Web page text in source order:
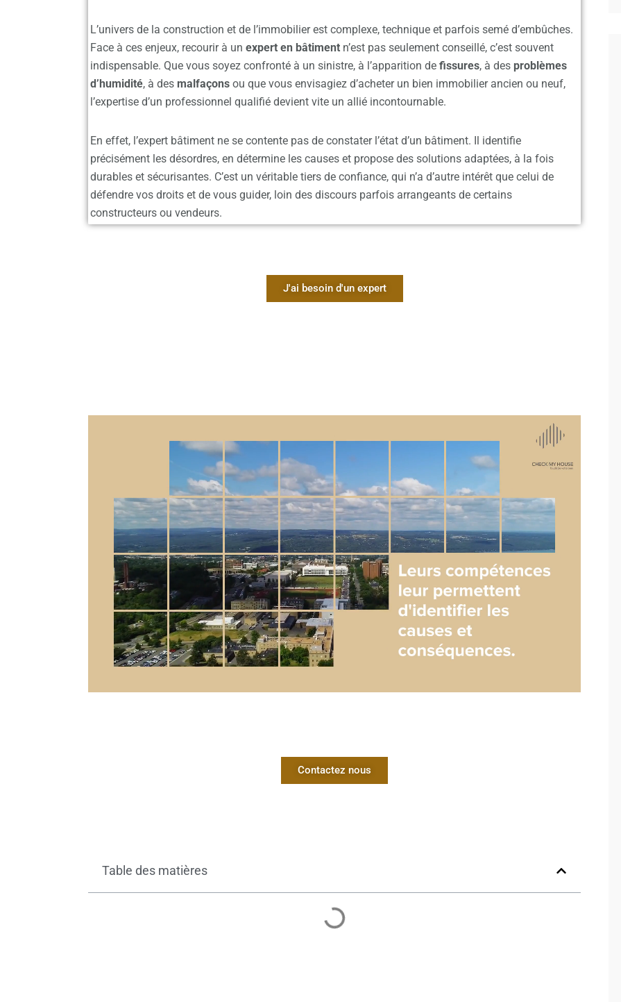
L’univers de la construction et de l’immobilier est complexe, technique et parfois semé d’embûches.
Face à ces enjeux, recourir à un expert en bâtiment n’est pas seulement conseillé, c’est souvent
indispensable. Que vous soyez confronté à un sinistre, à l’apparition de fissures, à des problèmes
d’humidité, à des malfaçons ou que vous envisagiez d’acheter un bien immobilier ancien ou neuf,
l’expertise d’un professionnel qualifié devient vite un allié incontournable.
En effet, l’expert bâtiment ne se contente pas de constater l’état d’un bâtiment. Il identifie
précisément les désordres, en détermine les causes et propose des solutions adaptées, à la fois
durables et sécurisantes. C’est un véritable tiers de confiance, qui n’a d’autre intérêt que celui de
défendre vos droits et de vous guider, loin des discours parfois arrangeants de certains
constructeurs ou vendeurs.
J'ai besoin d'un expert
Contactez nous
Table des matières